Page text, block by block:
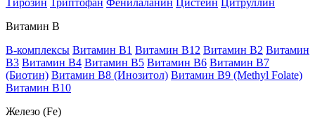
Тирозин Триптофан Фенилаланин Цистеин Цитруллин
Витамин В
B-комплексы Витамин B1 Витамин B12 Витамин B2 Витамин
B3 Витамин B4 Витамин B5 Витамин B6 Витамин B7
(Биотин) Витамин B8 (Инозитол) Витамин B9 (Methyl Folate)
Витамин В10
Железо (Fe)